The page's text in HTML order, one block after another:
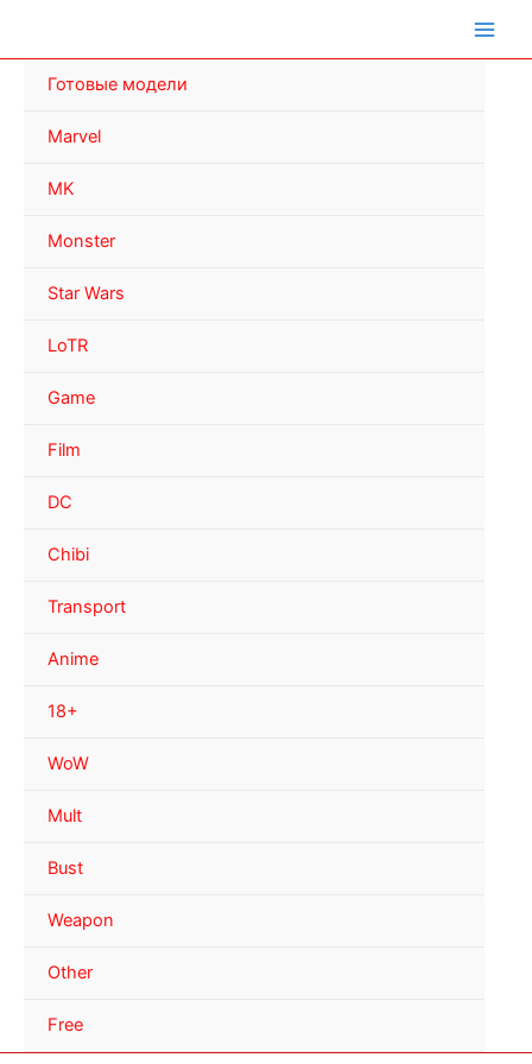
Готовые модели
Marvel
MK
Monster
Star Wars
LoTR
Game
Film
DC
Chibi
Transport
Anime
18+
WoW
Mult
Bust
Weapon
Other
Free